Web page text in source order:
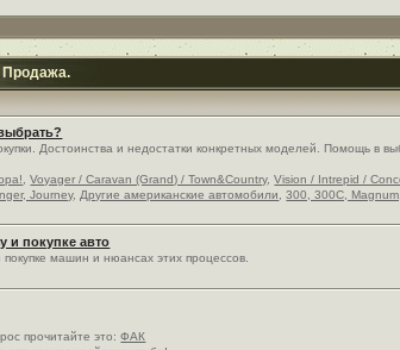
Продажа.
Достоинства и недостатки конкретных моделей. Помощь в
,Voyager / Caravan (Grand) / Town&Country,Vision / Intrepid /
Journey, Другие американские автомобили ,300, 300C,
и покупке авто
машин и нюансах этих процессов.
прочитайте это:ФАК